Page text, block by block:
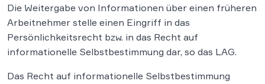
Die Weitergabe von Informationen über einen früheren
Arbeitnehmer stelle einen Eingriff in das
Persönlichkeitsrecht bzw. in das Recht auf
informationelle Selbstbestimmung dar, so das LAG.
Das Recht auf informationelle Selbstbestimmung